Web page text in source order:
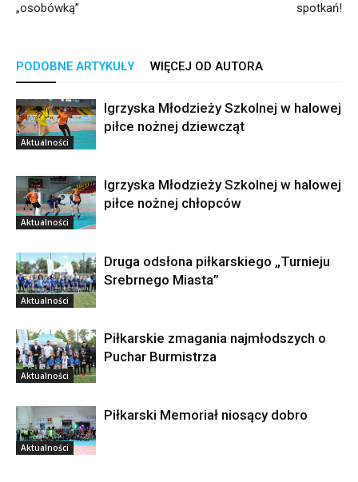
„osobówką”
spotkań!
PODOBNE ARTYKUŁY WIĘCEJ OD AUTORA
Aktualności
Igrzyska Młodzieży Szkolnej w halowej
piłce nożnej dziewcząt
Aktualności
Igrzyska Młodzieży Szkolnej w halowej
piłce nożnej chłopców
Aktualności
Druga odsłona piłkarskiego „Turnieju
Srebrnego Miasta”
Aktualności
Piłkarskie zmagania najmłodszych o
Puchar Burmistrza
Aktualności
Piłkarski Memoriał niosący dobro